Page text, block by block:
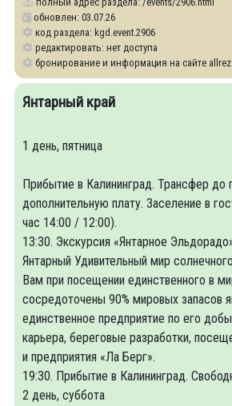
обновлен: 03.07.26
код раздела: kgd.event.2906
редактировать: нет доступа
бронирование и информация на сайте
Янтарный край
1 день, пятница
Прибытие в Калининград. Трансфер до
дополнительную плату. Заселение в
час 14:00 / 12:00).
13:30. Экскурсия «Янтарное
Янтарный Удивительный мир
Вам при посещении единственного в
сосредоточены 90% мировых запасов
единственное предприятие по его
карьера, береговые разработки,
и предприятия «Ла Берг».
19:30. Прибытие в Калининград.
2 день, суббота